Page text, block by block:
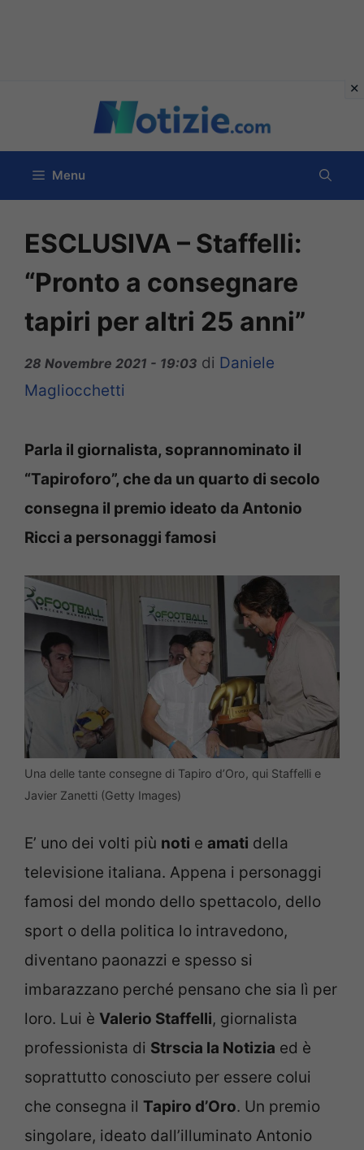
contenuto
Menu
ESCLUSIVA – Staffelli:
“Pronto a consegnare
tapiri per altri 25 anni”
28 Novembre 2021 - 19:03 di Daniele
Magliocchetti
Parla il giornalista, soprannominato il
“Tapiroforo”, che da un quarto di secolo
consegna il premio ideato da Antonio
Ricci a personaggi famosi
Una delle tante consegne di Tapiro d’Oro, qui Staffelli e
Javier Zanetti (Getty Images)
E’ uno dei volti più noti e amati della
televisione italiana. Appena i personaggi
famosi del mondo dello spettacolo, dello
sport o della politica lo intravedono,
diventano paonazzi e spesso si
imbarazzano perché pensano che sia lì per
loro. Lui è Valerio Staffelli, giornalista
professionista di Strscia la Notizia ed è
soprattutto conosciuto per essere colui
che consegna il Tapiro d’Oro. Un premio
singolare, ideato dall’illuminato Antonio